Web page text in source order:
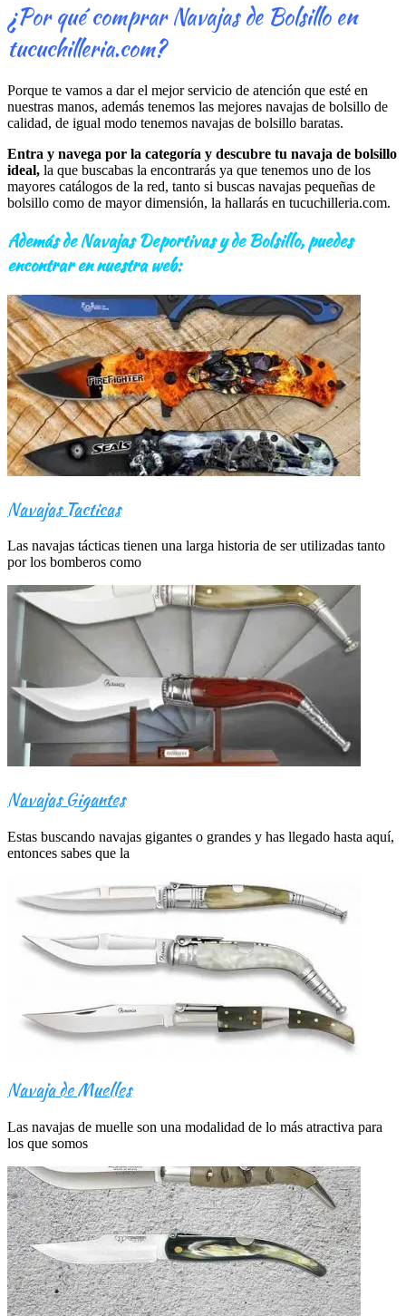
¿Por qué comprar Navajas de Bolsillo en
tucuchilleria.com?
Porque te vamos a dar el mejor servicio de atención que esté en
nuestras manos, además tenemos las mejores navajas de bolsillo de
calidad, de igual modo tenemos navajas de bolsillo baratas.
Entra y navega por la categoría y descubre tu navaja de bolsillo
ideal, la que buscabas la encontrarás ya que tenemos uno de los
mayores catálogos de la red, tanto si buscas navajas pequeñas de
bolsillo como de mayor dimensión, la hallarás en tucuchilleria.com.
Además de Navajas Deportivas y de Bolsillo, puedes
encontrar en nuestra web:
Navajas Tacticas
Las navajas tácticas tienen una larga historia de ser utilizadas tanto
por los bomberos como
Navajas Gigantes
Estas buscando navajas gigantes o grandes y has llegado hasta aquí,
entonces sabes que la
Navaja de Muelles
Las navajas de muelle son una modalidad de lo más atractiva para
los que somos